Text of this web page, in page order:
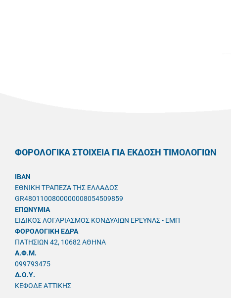
ΦΟΡΟΛΟΓΙΚΑ ΣΤΟΙΧΕΙΑ ΓΙΑ ΕΚΔΟΣΗ ΤΙΜΟΛΟΓΙΩΝ
IBAN
ΕΘΝΙΚΗ ΤΡΑΠΕΖΑ ΤΗΣ ΕΛΛΑΔΟΣ
GR4801100800000008054509859
ΕΠΩΝΥΜΙΑ
ΕΙΔΙΚΟΣ ΛΟΓΑΡΙΑΣΜΟΣ ΚΟΝΔΥΛΙΩΝ ΕΡΕΥΝΑΣ - ΕΜΠ
ΦΟΡΟΛΟΓΙΚΗ ΕΔΡΑ
ΠΑΤΗΣΙΩΝ 42, 10682 ΑΘΗΝΑ
A.Φ.Μ.
099793475
Δ.Ο.Υ.
ΚΕΦΟΔΕ ΑΤΤΙΚΗΣ